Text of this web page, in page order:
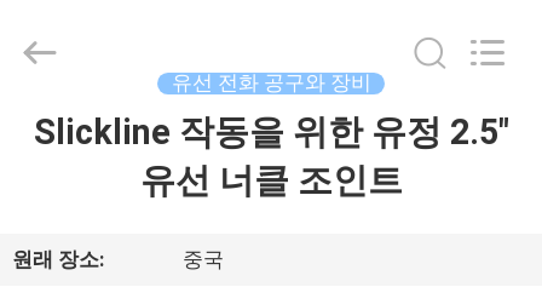
품
2026
Co.,Ltd,.
유선 전화 공구와 장비
Slickline 작동을 위한 유정 2.5"
유선 너클 조인트
원래 장소: 중국